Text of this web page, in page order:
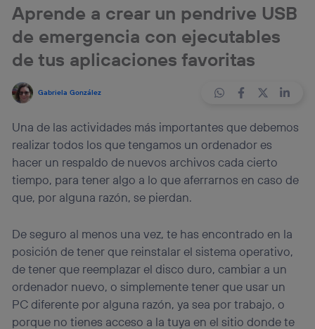
Aprende a crear un pendrive USB
de emergencia con ejecutables
de tus aplicaciones favoritas
Gabriela González
Una de las actividades más importantes que debemos
realizar todos los que tengamos un ordenador es
hacer un respaldo de nuevos archivos cada cierto
tiempo, para tener algo a lo que aferrarnos en caso de
que, por alguna razón, se pierdan.
De seguro al menos una vez, te has encontrado en la
posición de tener que reinstalar el sistema operativo,
de tener que reemplazar el disco duro, cambiar a un
ordenador nuevo, o simplemente tener que usar un
PC diferente por alguna razón, ya sea por trabajo, o
porque no tienes acceso a la tuya en el sitio donde te